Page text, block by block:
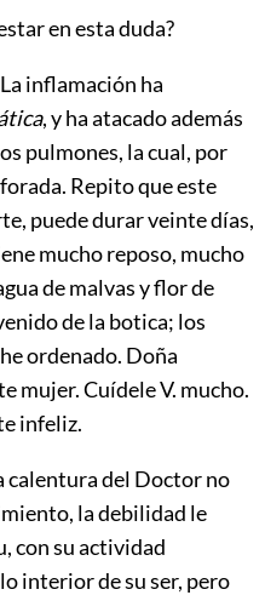
en esta duda?
inflamación ha
, y ha atacado además
pulmones, la cual, por
Repito que este
puede durar veinte días,
mucho reposo, mucho
de malvas y flor de
de la botica; los
ordenado. Doña
mujer. Cuídele V. mucho.
infeliz.
calentura del Doctor no
la debilidad le
con su actividad
interior de su ser, pero